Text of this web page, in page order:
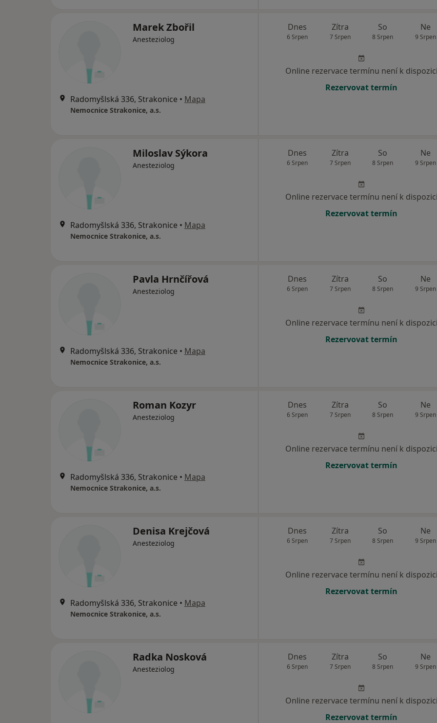
Marek Zbořil
Anesteziolog
Radomyšlská 336, Strakonice • Mapa
Nemocnice Strakonice, a.s.
Dnes
6 Srpen
Zítra
7 Srpen
So
8 Srpen
Ne
9 Srpen
Online rezervace termínu není k dispozici
Rezervovat termín
Miloslav Sýkora
Anesteziolog
Radomyšlská 336, Strakonice • Mapa
Nemocnice Strakonice, a.s.
Dnes
6 Srpen
Zítra
7 Srpen
So
8 Srpen
Ne
9 Srpen
Online rezervace termínu není k dispozici
Rezervovat termín
Pavla Hrnčířová
Anesteziolog
Radomyšlská 336, Strakonice • Mapa
Nemocnice Strakonice, a.s.
Dnes
6 Srpen
Zítra
7 Srpen
So
8 Srpen
Ne
9 Srpen
Online rezervace termínu není k dispozici
Rezervovat termín
Roman Kozyr
Anesteziolog
Radomyšlská 336, Strakonice • Mapa
Nemocnice Strakonice, a.s.
Dnes
6 Srpen
Zítra
7 Srpen
So
8 Srpen
Ne
9 Srpen
Online rezervace termínu není k dispozici
Rezervovat termín
Denisa Krejčová
Anesteziolog
Radomyšlská 336, Strakonice • Mapa
Nemocnice Strakonice, a.s.
Dnes
6 Srpen
Zítra
7 Srpen
So
8 Srpen
Ne
9 Srpen
Online rezervace termínu není k dispozici
Rezervovat termín
Radka Nosková
Anesteziolog
Dnes
6 Srpen
Zítra
7 Srpen
So
8 Srpen
Ne
9 Srpen
Online rezervace termínu není k dispozici
Rezervovat termín